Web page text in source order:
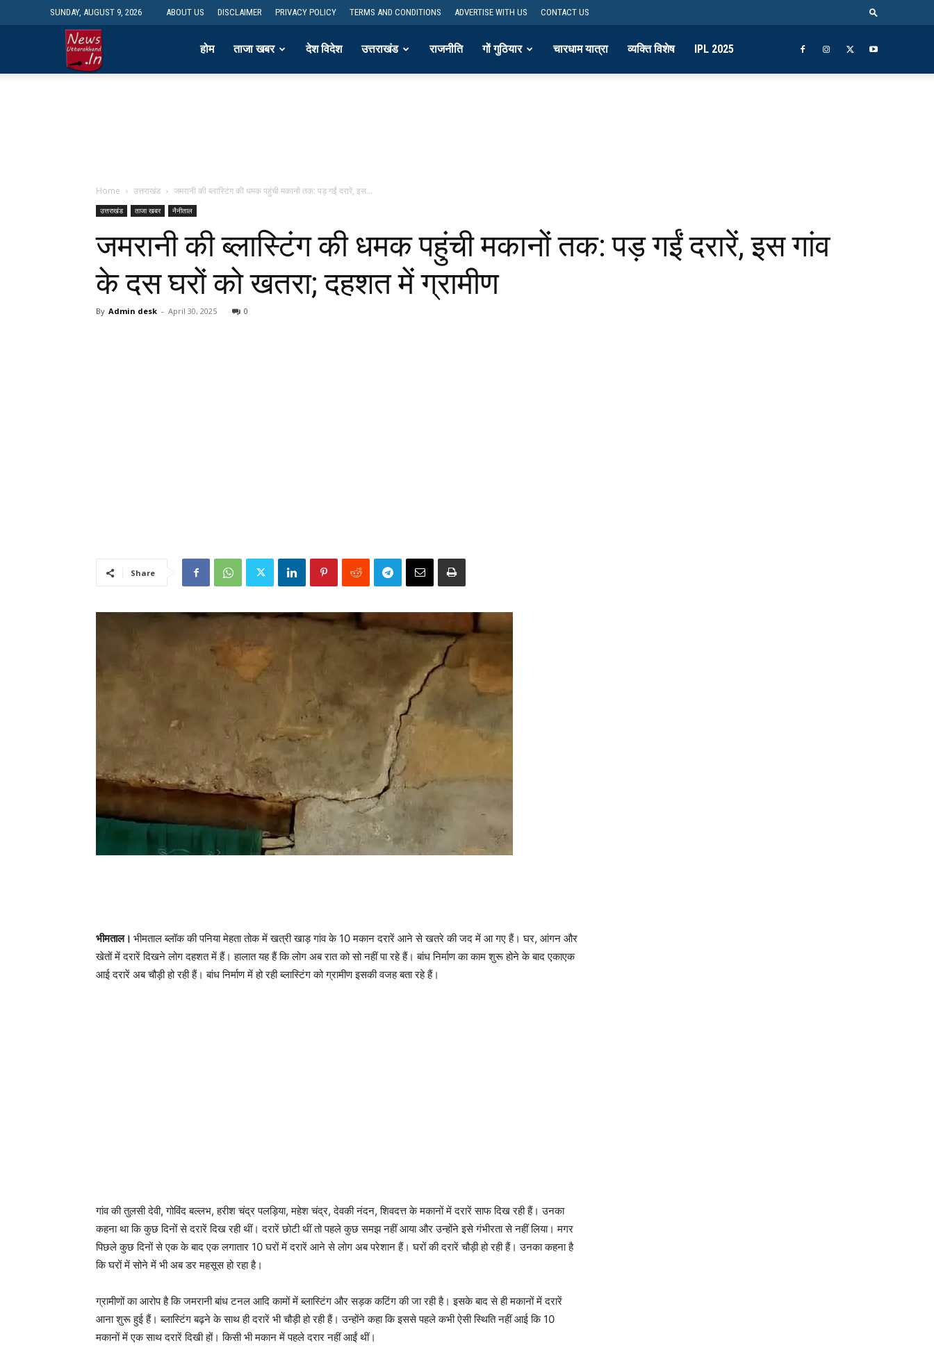
SUNDAY, AUGUST 9, 2026 ABOUT US DISCLAIMER PRIVACY POLICY TERMS AND CONDITIONS ADVERTISE WITH US CONTACT US
होम ताजा खबर देश विदेश उत्तराखंड राजनीति गों गुठियार चारधाम यात्रा व्यक्ति विशेष IPL 2025
Home उत्तराखंड जमरानी की ब्लास्टिंग की धमक पहुंची मकानों तक: पड़ गईं दरारें, इस...
उत्तराखंड ताजा खबर नैनीताल
जमरानी की ब्लास्टिंग की धमक पहुंची मकानों तक: पड़ गईं दरारें, इस गांव
के दस घरों को खतरा; दहशत में ग्रामीण
By Admin desk - April 30, 2025 0
Share
भीमताल। भीमताल ब्लॉक की पनिया मेहता तोक में खत्री खाड़ गांव के 10 मकान दरारें आने से खतरे की जद में आ गए हैं। घर, आंगन और
खेतों में दरारें दिखने लोग दहशत में हैं। हालात यह हैं कि लोग अब रात को सो नहीं पा रहे हैं। बांध निर्माण का काम शुरू होने के बाद एकाएक
आई दरारें अब चौड़ी हो रही हैं। बांध निर्माण में हो रही ब्लास्टिंग को ग्रामीण इसकी वजह बता रहे हैं।
गांव की तुलसी देवी, गोविंद बल्लभ, हरीश चंद्र पलड़िया, महेश चंद्र, देवकी नंदन, शिवदत्त के मकानों में दरारें साफ दिख रही हैं। उनका
कहना था कि कुछ दिनों से दरारें दिख रही थीं। दरारें छोटी थीं तो पहले कुछ समझ नहीं आया और उन्होंने इसे गंभीरता से नहीं लिया। मगर
पिछले कुछ दिनों से एक के बाद एक लगातार 10 घरों में दरारें आने से लोग अब परेशान हैं। घरों की दरारें चौड़ी हो रही हैं। उनका कहना है
कि घरों में सोने में भी अब डर महसूस हो रहा है।
ग्रामीणों का आरोप है कि जमरानी बांध टनल आदि कामों में ब्लास्टिंग और सड़क कटिंग की जा रही है। इसके बाद से ही मकानों में दरारें
आना शुरू हुई हैं। ब्लास्टिंग बढ़ने के साथ ही दरारें भी चौड़ी हो रही हैं। उन्होंने कहा कि इससे पहले कभी ऐसी स्थिति नहीं आई कि 10
मकानों में एक साथ दरारें दिखी हों। किसी भी मकान में पहले दरार नहीं आईं थीं।